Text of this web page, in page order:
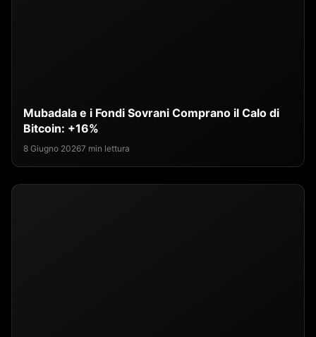
Mubadala e i Fondi Sovrani Comprano il Calo di
Bitcoin: +16%
8 Giugno 20267 min lettura